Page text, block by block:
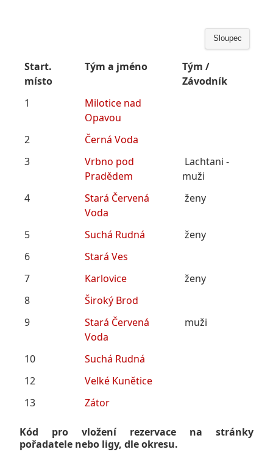
Sloupec
Start.
místo
Tým a jméno
Tým /
Závodník
1
Milotice nad
Opavou
2
Černá Voda
3
Vrbno pod
Pradědem
Lachtani -
muži
4
Stará Červená
Voda
ženy
5 Suchá Rudná
ženy
6
Stará Ves
7
Karlovice
ženy
8
Široký Brod
9
Stará Červená
Voda
muži
10
Suchá Rudná
12
Velké Kunětice
13
Zátor
Kód pro vložení rezervace na stránky
pořadatele nebo ligy, dle okresu.